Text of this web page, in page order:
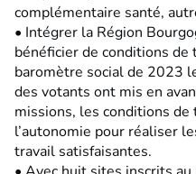
complémentaire santé,
• Intégrer la Région
bénéficier de conditions
baromètre social de 2023
des votants ont mis en
missions, les conditions de
l’autonomie pour réaliser
travail satisfaisantes.